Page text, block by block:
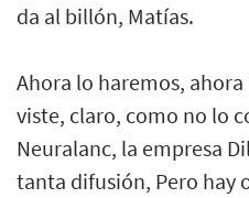
da al billón, Matías.
Ahora lo haremos, ahora
viste, claro, como no lo
Neuralanc, la empresa
tanta difusión, Pero hay